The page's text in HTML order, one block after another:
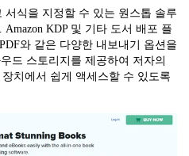
식을 지정할 수 있는 원스톱 솔루
KDP 및 기타 도서 배포 플
와 같은 다양한 내보내기 옵션을
드 스토리지를 제공하여 저자의
치에서 쉽게 액세스할 수 있도록